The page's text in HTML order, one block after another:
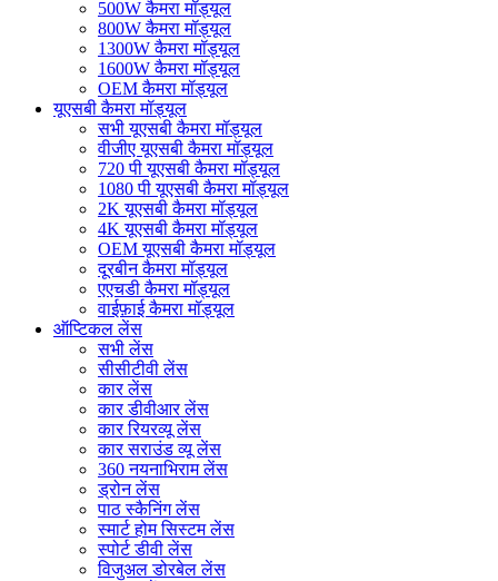
500W कैमरा मॉड्यूल
800W कैमरा मॉड्यूल
1300W कैमरा मॉड्यूल
1600W कैमरा मॉड्यूल
OEM कैमरा मॉड्यूल
यूएसबी कैमरा मॉड्यूल
सभी यूएसबी कैमरा मॉड्यूल
वीजीए यूएसबी कैमरा मॉड्यूल
720 पी यूएसबी कैमरा मॉड्यूल
1080 पी यूएसबी कैमरा मॉड्यूल
2K यूएसबी कैमरा मॉड्यूल
4K यूएसबी कैमरा मॉड्यूल
OEM यूएसबी कैमरा मॉड्यूल
दूरबीन कैमरा मॉड्यूल
एएचडी कैमरा मॉड्यूल
वाईफ़ाई कैमरा मॉड्यूल
ऑप्टिकल लेंस
सभी लेंस
सीसीटीवी लेंस
कार लेंस
कार डीवीआर लेंस
कार रियरव्यू लेंस
कार सराउंड व्यू लेंस
360 नयनाभिराम लेंस
ड्रोन लेंस
पाठ स्कैनिंग लेंस
स्मार्ट होम सिस्टम लेंस
स्पोर्ट डीवी लेंस
विजुअल डोरबेल लेंस